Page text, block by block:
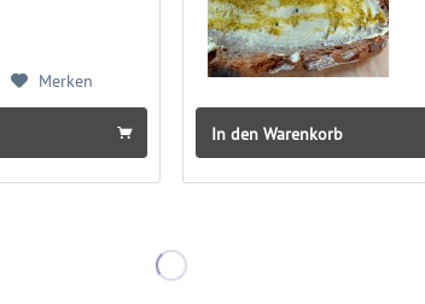
Merken
In den Warenkorb